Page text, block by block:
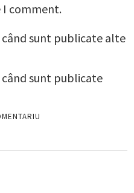
comment.
sunt publicate alte
sunt publicate